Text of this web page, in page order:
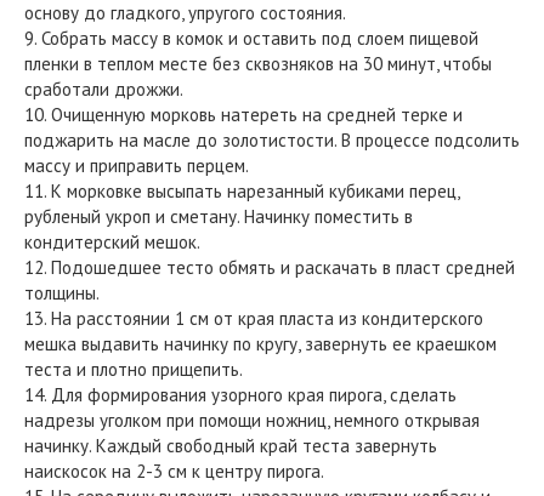
основу до гладкого, упругого состояния.
9. Собрать массу в комок и оставить под слоем пищевой
пленки в теплом месте без сквозняков на 30 минут, чтобы
сработали дрожжи.
10. Очищенную морковь натереть на средней терке и
поджарить на масле до золотистости. В процессе подсолить
массу и приправить перцем.
11. К морковке высыпать нарезанный кубиками перец,
рубленый укроп и сметану. Начинку поместить в
кондитерский мешок.
12. Подошедшее тесто обмять и раскачать в пласт средней
толщины.
13. На расстоянии 1 см от края пласта из кондитерского
мешка выдавить начинку по кругу, завернуть ее краешком
теста и плотно прищепить.
14. Для формирования узорного края пирога, сделать
надрезы уголком при помощи ножниц, немного открывая
начинку. Каждый свободный край теста завернуть
наискосок на 2-3 см к центру пирога.